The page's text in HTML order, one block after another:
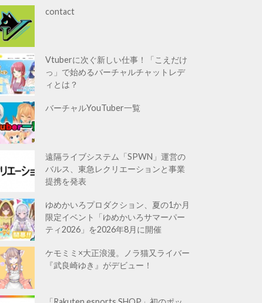
contact
Vtuberに次ぐ新しい仕事！「こえだけ
っ」で始めるバーチャルチャットレデ
ィとは？
バーチャルYouTuber一覧
遠隔ライブシステム「SPWN」運営の
バルス、東急レクリエーションと事業
提携を発表
ゆめかいろプロダクション、夏の1か月
限定イベント「ゆめかいろサマーパー
ティ2026」を2026年8月に開催
ケモミミ×大正浪漫。ノラ猫又ライバー
『武良崎ゆき』がデビュー！